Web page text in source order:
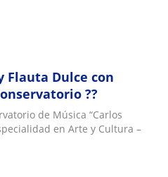
Flauta Dulce con
??
de Música “Carlos
en Arte y Cultura –